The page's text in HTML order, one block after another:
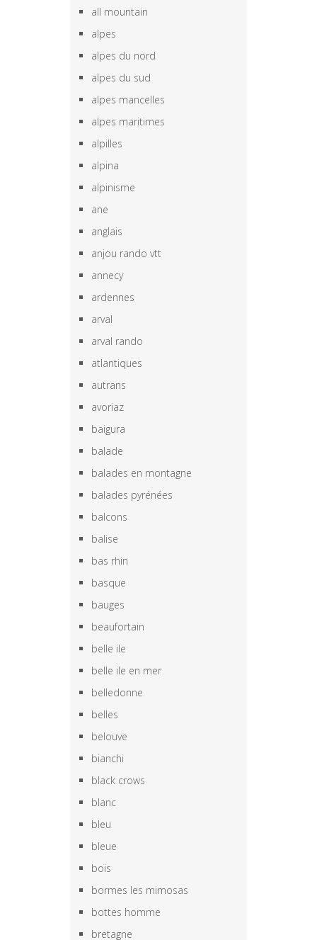
all mountain
alpes
alpes du nord
alpes du sud
alpes mancelles
alpes maritimes
alpilles
alpina
alpinisme
ane
anglais
anjou rando vtt
annecy
ardennes
arval
arval rando
atlantiques
autrans
avoriaz
baigura
balade
balades en montagne
balades pyrénées
balcons
balise
bas rhin
basque
bauges
beaufortain
belle ile
belle ile en mer
belledonne
belles
belouve
bianchi
black crows
blanc
bleu
bleue
bois
bormes les mimosas
bottes homme
bretagne